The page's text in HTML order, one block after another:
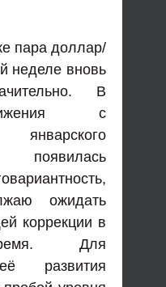
пара доллар/
неделе вновь
В
с
ожидать
коррекции в
Для
развития